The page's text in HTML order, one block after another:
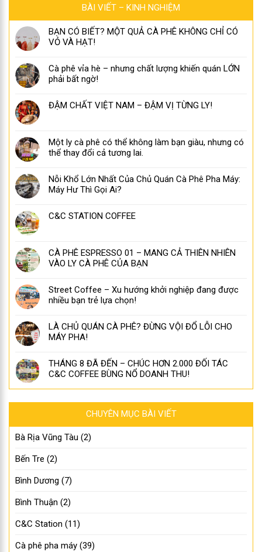
BÀI VIẾT – KINH NGHIỆM
BẠN CÓ BIẾT? MỘT QUẢ CÀ PHÊ KHÔNG CHỈ CÓ
VỎ VÀ HẠT!
Cà phê vỉa hè – nhưng chất lượng khiến quán LỚN
phải bất ngờ!
ĐẬM CHẤT VIỆT NAM – ĐẬM VỊ TỪNG LY!
Một ly cà phê có thể không làm bạn giàu, nhưng có
thể thay đổi cả tương lai.
Nỗi Khổ Lớn Nhất Của Chủ Quán Cà Phê Pha Máy:
Máy Hư Thì Gọi Ai?
C&C STATION COFFEE
CÀ PHÊ ESPRESSO 01 – MANG CẢ THIÊN NHIÊN
VÀO LY CÀ PHÊ CỦA BẠN
Street Coffee – Xu hướng khởi nghiệp đang được
nhiều bạn trẻ lựa chọn!
LÀ CHỦ QUÁN CÀ PHÊ? ĐỪNG VỘI ĐỔ LỖI CHO
MÁY PHA!
THÁNG 8 ĐÃ ĐẾN – CHÚC HƠN 2.000 ĐỐI TÁC
C&C COFFEE BÙNG NỔ DOANH THU!
CHUYÊN MỤC BÀI VIẾT
Bà Rịa Vũng Tàu (2)
Bến Tre (2)
Bình Dương (7)
Bình Thuận (2)
C&C Station (11)
Cà phê pha máy (39)